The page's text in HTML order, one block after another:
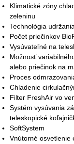
Klimatické zóny
zeleninu
Technológia
Počet priečinkov
Vysúvateľné na
Možnosť
alebo priečinok na
Proces
Chladenie
Filter FreshAir vo
Systém vysúvania
teleskopické
SoftSystem
Vnútorné osvetlenie